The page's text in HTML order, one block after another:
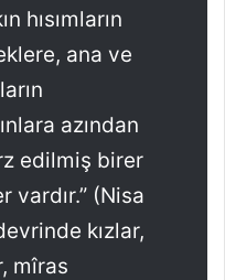
hısımların
ana ve
azından
edilmiş birer
vardır.” (Nisa
kızlar,
mîras